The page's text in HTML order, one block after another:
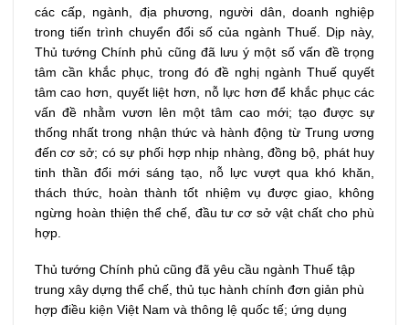
các cấp, ngành, địa phương, người dân, doanh nghiệp
trong tiến trình chuyển đổi số của ngành Thuế. Dịp này,
Thủ tướng Chính phủ cũng đã lưu ý một số vấn đề trọng
tâm cần khắc phục, trong đó đề nghị ngành Thuế quyết
tâm cao hơn, quyết liệt hơn, nỗ lực hơn để khắc phục các
vấn đề nhằm vươn lên một tâm cao mới; tạo được sự
thống nhất trong nhận thức và hành động từ Trung ương
đến cơ sở; có sự phối hợp nhịp nhàng, đồng bộ, phát huy
tinh thần đổi mới sáng tạo, nỗ lực vượt qua khó khăn,
thách thức, hoàn thành tốt nhiệm vụ được giao, không
ngừng hoàn thiện thể chế, đầu tư cơ sở vật chất cho phù
hợp.
Thủ tướng Chính phủ cũng đã yêu cầu ngành Thuế tập
trung xây dựng thể chế, thủ tục hành chính đơn giản phù
hợp điều kiện Việt Nam và thông lệ quốc tế; ứng dụng